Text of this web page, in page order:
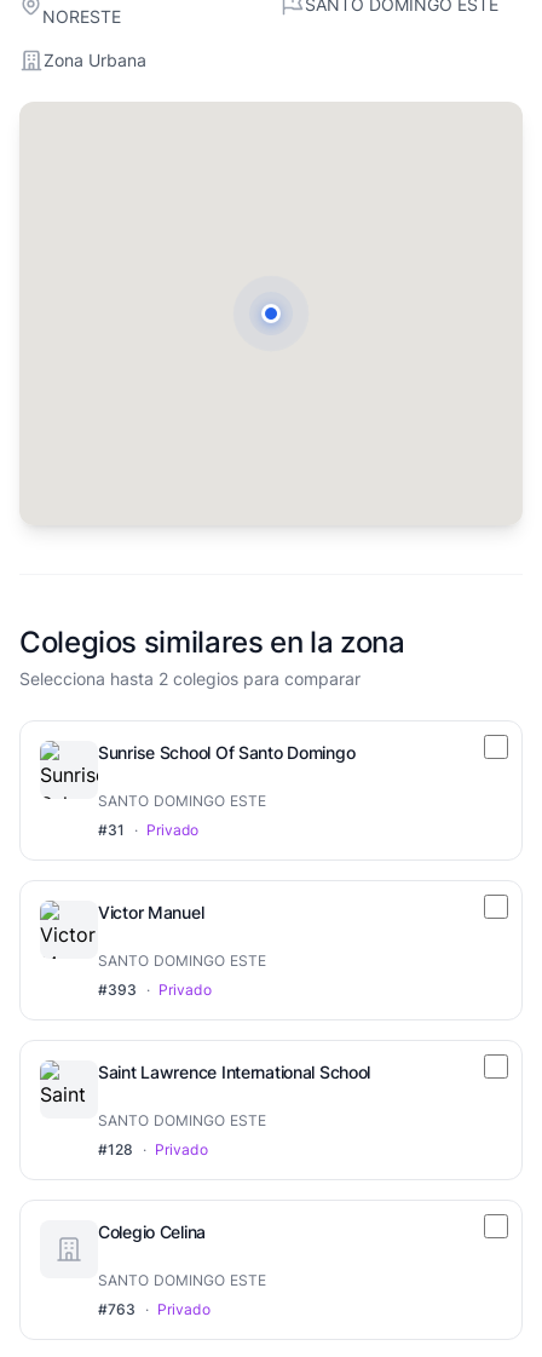
NORESTE
SANTO DOMINGO ESTE
Zona Urbana
Colegios similares en la zona
Selecciona hasta 2 colegios para comparar
Sunrise School Of Santo Domingo
SANTO DOMINGO ESTE
#31
· Privado
Victor Manuel
SANTO DOMINGO ESTE
#393
· Privado
Saint Lawrence International School
SANTO DOMINGO ESTE
#128
· Privado
Colegio Celina
SANTO DOMINGO ESTE
#763
· Privado